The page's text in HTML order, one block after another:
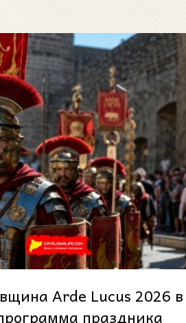
Arde Lucus 2026 в
праздника